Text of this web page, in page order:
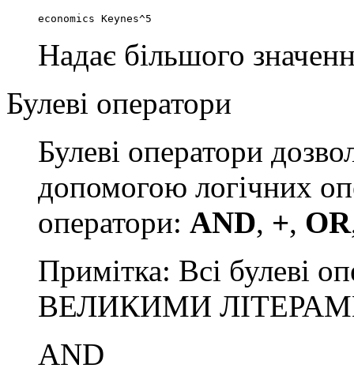
economics Keynes^5
Надає більшого
Булеві оператори
Булеві оператори
допомогою логічних
оператори: AND, +, OR
Примітка: Всі булеві
ВЕЛИКИМИ
AND